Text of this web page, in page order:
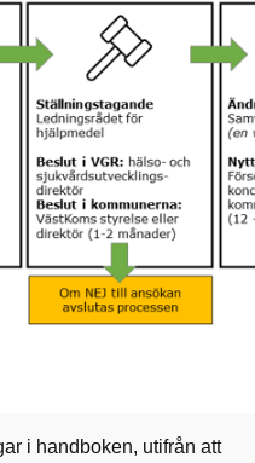
i handboken, utifrån att